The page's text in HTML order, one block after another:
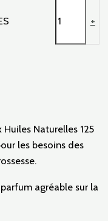
+
Naturelles 125
les besoins des
agréable sur la